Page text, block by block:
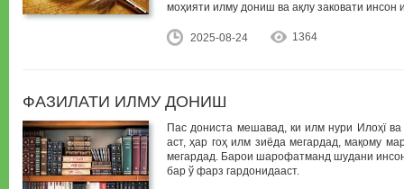
моҳияти илму дониш ва ақлу заковати
2025-08-24 1364
ФАЗИЛАТИ ИЛМУ ДОНИШ
Пас дониста мешавад, ки илм нури Илоҳї
аст, ҳар гоҳ илм зиёда мегардад, мақому
мегардад. Барои шарофатманд шудани
бар ў фарз гардонидааст.